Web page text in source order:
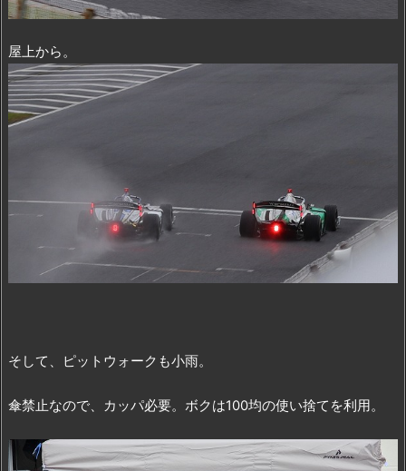
屋上から。
そして、ピットウォークも小雨。
傘禁止なので、カッパ必要。ボクは100均の使い捨てを利用。